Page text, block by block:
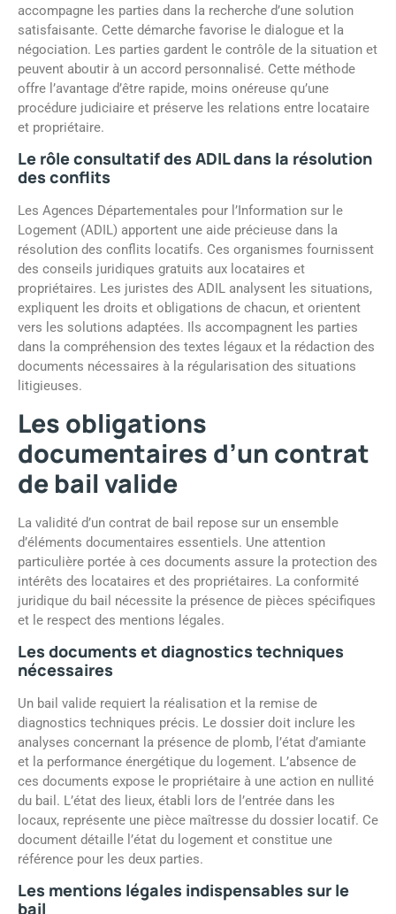
accompagne les parties dans la recherche d’une solution
satisfaisante. Cette démarche favorise le dialogue et la
négociation. Les parties gardent le contrôle de la situation et
peuvent aboutir à un accord personnalisé. Cette méthode
offre l’avantage d’être rapide, moins onéreuse qu’une
procédure judiciaire et préserve les relations entre locataire
et propriétaire.
Le rôle consultatif des ADIL dans la résolution
des conflits
Les Agences Départementales pour l’Information sur le
Logement (ADIL) apportent une aide précieuse dans la
résolution des conflits locatifs. Ces organismes fournissent
des conseils juridiques gratuits aux locataires et
propriétaires. Les juristes des ADIL analysent les situations,
expliquent les droits et obligations de chacun, et orientent
vers les solutions adaptées. Ils accompagnent les parties
dans la compréhension des textes légaux et la rédaction des
documents nécessaires à la régularisation des situations
litigieuses.
Les obligations
documentaires d’un contrat
de bail valide
La validité d’un contrat de bail repose sur un ensemble
d’éléments documentaires essentiels. Une attention
particulière portée à ces documents assure la protection des
intérêts des locataires et des propriétaires. La conformité
juridique du bail nécessite la présence de pièces spécifiques
et le respect des mentions légales.
Les documents et diagnostics techniques
nécessaires
Un bail valide requiert la réalisation et la remise de
diagnostics techniques précis. Le dossier doit inclure les
analyses concernant la présence de plomb, l’état d’amiante
et la performance énergétique du logement. L’absence de
ces documents expose le propriétaire à une action en nullité
du bail. L’état des lieux, établi lors de l’entrée dans les
locaux, représente une pièce maîtresse du dossier locatif. Ce
document détaille l’état du logement et constitue une
référence pour les deux parties.
Les mentions légales indispensables sur le
bail